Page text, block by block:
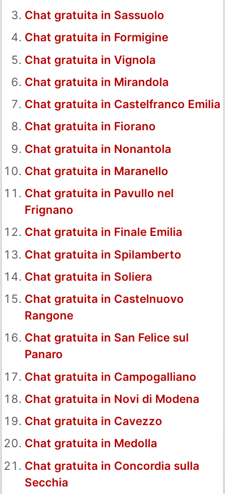
Chat gratuita in Sassuolo
Chat gratuita in Formigine
Chat gratuita in Vignola
Chat gratuita in Mirandola
Chat gratuita in Castelfranco Emilia
Chat gratuita in Fiorano
Chat gratuita in Nonantola
Chat gratuita in Maranello
Chat gratuita in Pavullo nel
Frignano
Chat gratuita in Finale Emilia
Chat gratuita in Spilamberto
Chat gratuita in Soliera
Chat gratuita in Castelnuovo
Rangone
Chat gratuita in San Felice sul
Panaro
Chat gratuita in Campogalliano
Chat gratuita in Novi di Modena
Chat gratuita in Cavezzo
Chat gratuita in Medolla
Chat gratuita in Concordia sulla
Secchia